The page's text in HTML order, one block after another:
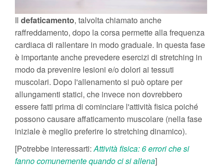
Il defaticamento, talvolta chiamato anche
raffreddamento, dopo la corsa permette alla frequenza
cardiaca di rallentare in modo graduale. In questa fase
è importante anche prevedere esercizi di stretching in
modo da prevenire lesioni e/o dolori ai tessuti
muscolari. Dopo l'allenamento si può optare per
allungamenti statici, che invece non dovrebbero
essere fatti prima di cominciare l'attività fisica poiché
possono causare affaticamento muscolare (nella fase
iniziale è meglio preferire lo stretching dinamico).
[Potrebbe interessarti: Attività fisica: 6 errori che si
fanno comunemente quando ci si allena]